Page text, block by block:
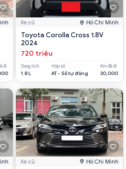
đi
Xe cũ Hồ Chí Minh
Toyota Corolla Cross 1.8V
2024
720 triệu
Dung tích
1.8 L
Hộp số
AT - Số tự động
Km đã đi
30,000
Xe cũ Hồ Chí Minh